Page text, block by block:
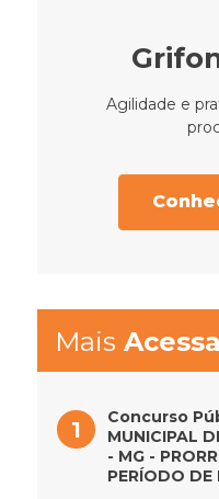
Agilidade e
Mais
Concurso
MUNICIPAL
- MG -
PERÍODO DE